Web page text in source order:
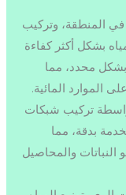
في المنطقة، وتركيب
بشكل أكثر كفاءة
بشكل محدد، مما
الموارد المائية.
تركيب شبكات
بدقة، مما
النباتات والمحاصيل